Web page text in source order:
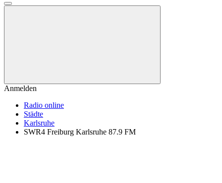
Anmelden
Radio online
Städte
Karlsruhe
SWR4 Freiburg Karlsruhe 87.9 FM